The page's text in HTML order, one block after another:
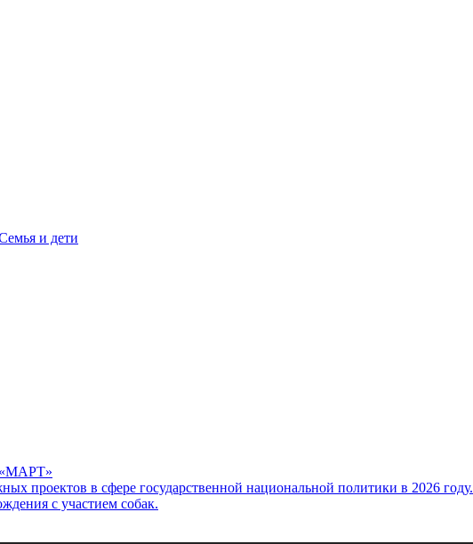
и дети
«МАРТ»
проектов в сфере государственной национальной политики в 2026 году.
с участием собак.